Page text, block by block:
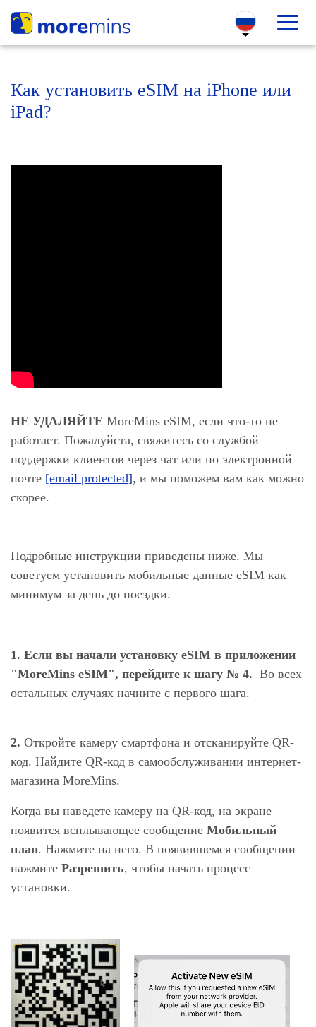
Как установить eSIM на iPhone или
iPad?
НЕ УДАЛЯЙТЕ MoreMins eSIM, если что-то не
работает. Пожалуйста, свяжитесь со службой
поддержки клиентов через чат или по электронной
почте [email protected], и мы поможем вам как можно
скорее.
Подробные инструкции приведены ниже. Мы
советуем установить мобильные данные eSIM как
минимум за день до поездки.
1. Если вы начали установку eSIM в приложении
"MoreMins eSIM", перейдите к шагу № 4. Во всех
остальных случаях начните с первого шага.
2. Откройте камеру смартфона и отсканируйте QR-
код. Найдите QR-код в самообслуживании интернет-
магазина MoreMins.
Когда вы наведете камеру на QR-код, на экране
появится всплывающее сообщение Мобильный
план. Нажмите на него. В появившемся сообщении
нажмите Разрешить, чтобы начать процесс
установки.